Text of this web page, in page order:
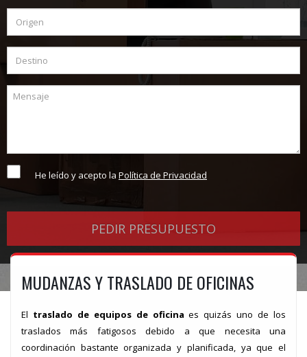
He leído y acepto la Política de Privacidad
MUDANZAS Y TRASLADO DE OFICINAS
El traslado de equipos de oficina es quizás uno de los
traslados más fatigosos debido a que necesita una
coordinación bastante organizada y planificada, ya que el